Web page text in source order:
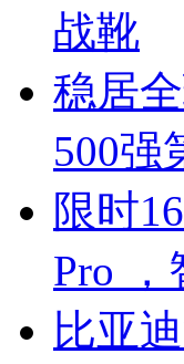
战靴
稳居
500强
限时
Pro
比亚